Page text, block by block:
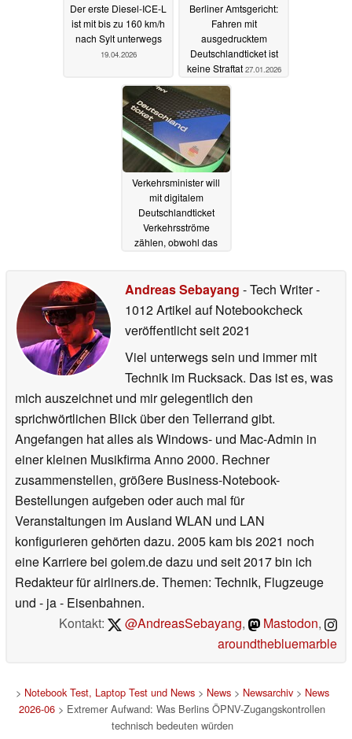
Der erste Diesel-ICE-L
ist mit bis zu 160 km/h
nach Sylt unterwegs
19.04.2026
Berliner Amtsgericht:
Fahren mit
ausgedrucktem
Deutschlandticket ist
keine Straftat 27.01.2026
Verkehrsminister will
mit digitalem
Deutschlandticket
Verkehrsströme
zählen, obwohl das
Andreas Sebayang - Tech Writer-
1012 Artikel auf Notebookcheck
veröffentlichtseit 2021
Viel unterwegs sein und immer mit
Technik im Rucksack. Das ist es, was
mich auszeichnet und mir gelegentlich den
sprichwörtlichen Blick über den Tellerrand gibt.
Angefangen hat alles als Windows- und Mac-Admin in
einer kleinen Musikfirma Anno 2000. Rechner
zusammenstellen, größere Business-Notebook-
Bestellungen aufgeben oder auch mal für
Veranstaltungen im Ausland WLAN und LAN
konfigurieren gehörten dazu. 2005 kam bis 2021 noch
eine Karriere bei golem.de dazu und seit 2017 bin ich
Redakteur für airliners.de. Themen: Technik, Flugzeuge
und - ja - Eisenbahnen.
Kontakt:
@AndreasSebayang, Mastodon,
aroundthebluemarble
> Notebook Test, Laptop Test und News> News> Newsarchiv> News
2026-06 > Extremer Aufwand: Was Berlins ÖPNV-Zugangskontrollen
technisch bedeuten würden